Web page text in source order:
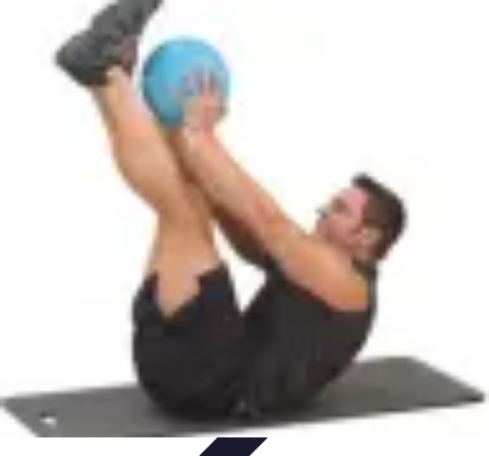
Médecine Traditionnelle
Pratiques et Remèdes
Introduction à la médecine
traditionnelle PratiquesIntroduction
Médecine Traditionnelle